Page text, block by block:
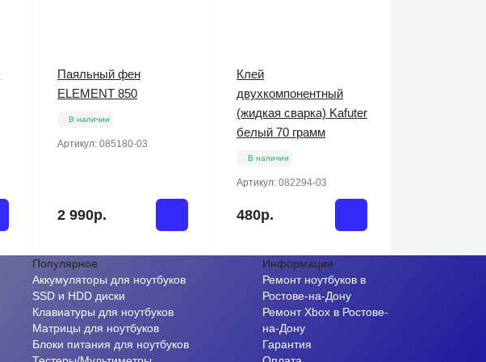
Паяльный фен
ELEMENT 850
В наличии
Артикул: 085180-03
2 990р.
Клей
двухкомпонентный
(жидкая сварка) Kafuter
белый 70 грамм
В наличии
Артикул: 082294-03
480р.
Популярное
Аккумуляторы для ноутбуков
SSD и HDD диски
Клавиатуры для ноутбуков
Матрицы для ноутбуков
Блоки питания для ноутбуков
Информация
Ремонт ноутбуков в
Ростове-на-Дону
Ремонт Xbox в Ростове-
на-Дону
Гарантия